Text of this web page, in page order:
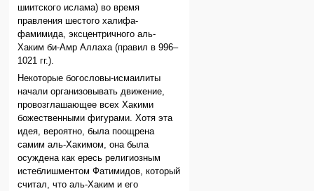
шиитского ислама) во время
правления шестого халифа-
фамимида, эксцентричного аль-
Хаким би-Амр Аллаха (правил в 996–
1021 гг.).
Некоторые богословы-исмаилиты
начали организовывать движение,
провозглашающее всех Хакими
божественными фигурами. Хотя эта
идея, вероятно, была поощрена
самим аль-Хакимом, она была
осуждена как ересь религиозным
истеблишментом Фатимидов, который
считал, что аль-Хаким и его